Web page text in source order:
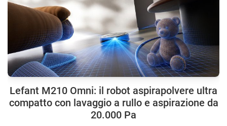
Lefant M210 Omni: il robot aspirapolvere ultra
compatto con lavaggio a rullo e aspirazione da
20.000 Pa